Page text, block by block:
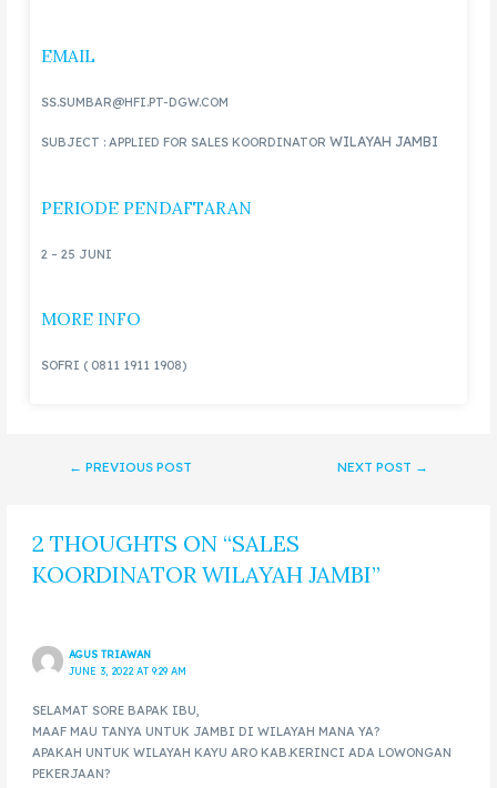
EMAIL
SS.SUMBAR@HFI.PT-DGW.COM
SUBJECT : APPLIED FOR SALES KOORDINATOR WILAYAH JAMBI
PERIODE PENDAFTARAN
2 – 25 JUNI
MORE INFO
SOFRI ( 0811 1911 1908)
← PREVIOUS POST NEXT POST →
2 THOUGHTS ON “SALES
KOORDINATOR WILAYAH JAMBI”
AGUS TRIAWAN
JUNE 3, 2022 AT 9:29 AM
SELAMAT SORE BAPAK IBU,
MAAF MAU TANYA UNTUK JAMBI DI WILAYAH MANA YA?
APAKAH UNTUK WILAYAH KAYU ARO KAB.KERINCI ADA LOWONGAN
PEKERJAAN?